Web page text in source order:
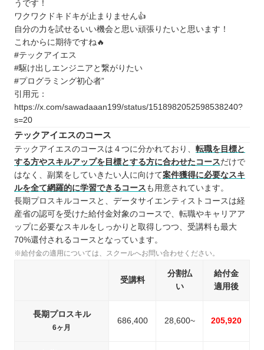
うです！
ワクワクドキドキが止まりません👍
自分の力を試せるいい機会と思い頑張りたいと思います！
これからに期待ですね🔥
#テックアイエス
#駆け出しエンジニアと繋がりたい
#プログラミング初心者”
引用元：
https://x.com/sawadaaan199/status/1518982052598538240?
s=20
テックアイエスのコース
テックアイエスのコースは４つに分かれており、 転職を目標と
する方やスキルアップを目標とする方に合わせたコースだけで
はなく、副業をしていきたい人に向けて案件獲得に必要なスキ
ルを全て網羅的に学習できるコース も用意されています。
長期プロスキルコースと、データサイエンティストコースは経
産省の認可を受けた給付金対象のコースで、転職やキャリアア
ップに必要なスキルをしっかりと取得しつつ、受講料も最大
70%還付されるコースとなっています。
※給付金の適用については、スクールへお問い合わせください。
受講料
分割払
い
給付金
適用後
長期プロスキル
6ヶ月
686,400 28,600~ 205,920